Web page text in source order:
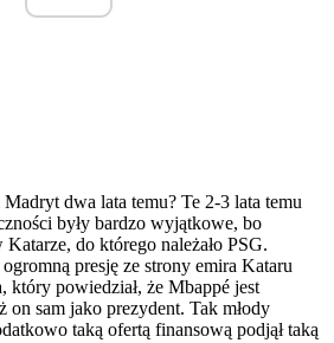
dwa lata temu? Te 2-3 lata temu
były bardzo wyjątkowe, bo
do którego należało PSG.
presję ze strony emira Kataru
który powiedział, że Mbappé jest
sam jako prezydent. Tak młody
taką ofertą finansową podjął taką